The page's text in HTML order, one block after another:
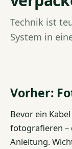
Technik ist
System in
Vorher:
Bevor ein
fotografieren –
Anleitung.